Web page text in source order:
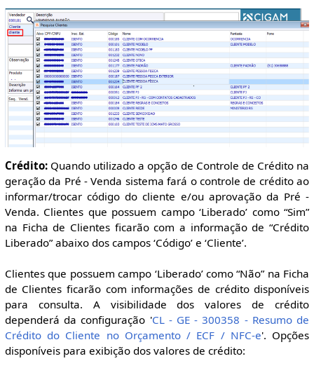
Crédito: Quando utilizado a opção de Controle de Crédito na
geração da Pré - Venda sistema fará o controle de crédito ao
informar/trocar código do cliente e/ou aprovação da Pré -
Venda. Clientes que possuem campo ‘Liberado’ como “Sim”
na Ficha de Clientes ficarão com a informação de “Crédito
Liberado” abaixo dos campos ‘Código’ e ‘Cliente’.
Clientes que possuem campo ‘Liberado’ como “Não” na Ficha
de Clientes ficarão com informações de crédito disponíveis
para consulta. A visibilidade dos valores de crédito
dependerá da configuração 'CL - GE - 300358 - Resumo de
Crédito do Cliente no Orçamento / ECF / NFC-e'. Opções
disponíveis para exibição dos valores de crédito: